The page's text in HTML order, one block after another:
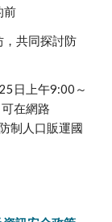
前
，共同探討防
日上午9:00～
在網路
制人口販運國